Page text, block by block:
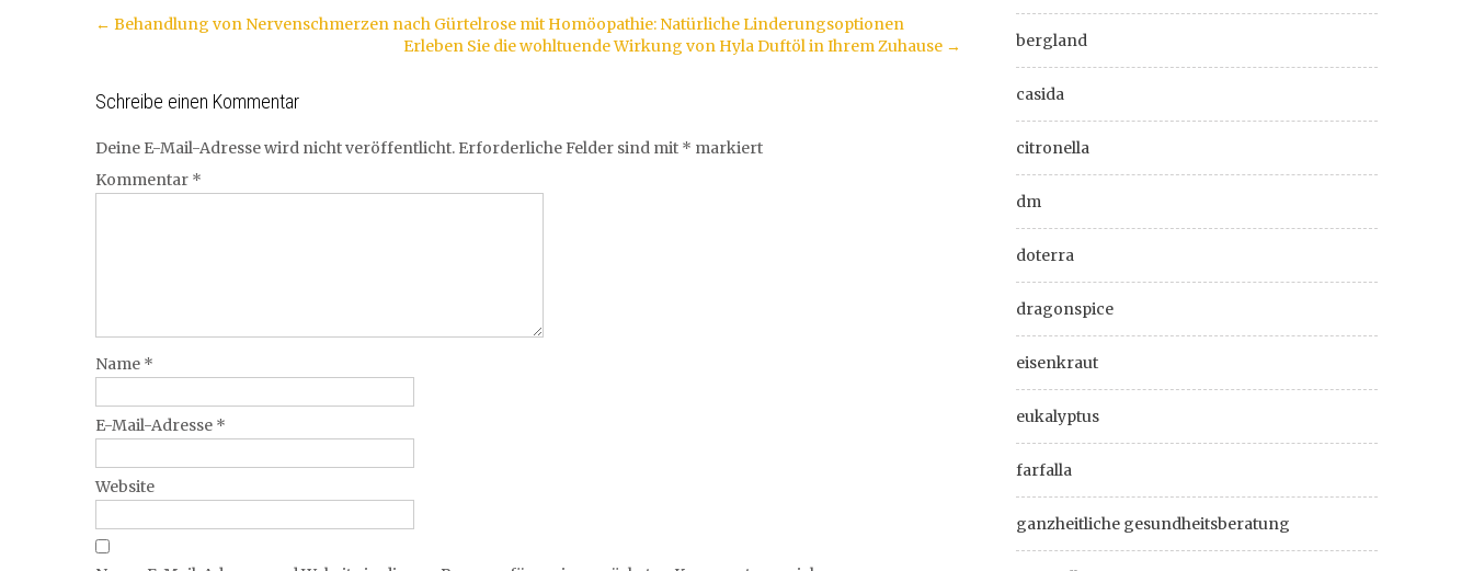
Artikel-
← Behandlung von Nervenschmerzen nach Gürtelrose mit Homöopathie: Natürliche Linderungsoptionen
Erleben Sie die wohltuende Wirkung von Hyla Duftöl in Ihrem Zuhause →
Schreibe einen Kommentar
Deine E-Mail-Adresse wird nicht veröffentlicht. Erforderliche Felder sind mit * markiert
Kommentar *
Name *
E-Mail-Adresse *
Website
bergland
casida
citronella
dm
doterra
dragonspice
eisenkraut
eukalyptus
farfalla
ganzheitliche gesundheitsberatung